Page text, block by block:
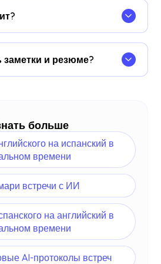
SOC 2 Type II в процессе.
за 30 секунд, без
Обновляйтесь, когда вашей
Посмотреть цены
и резюме?
больше
на испанский в
времени
встречи с ИИ
на английский в
времени
AI-протоколы встреч